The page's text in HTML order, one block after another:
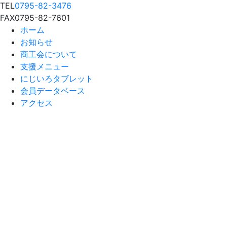
TEL0795-82-3476
FAX0795-82-7601
ホーム
お知らせ
商工会について
支援メニュー
にじいろタブレット
会員データベース
アクセス